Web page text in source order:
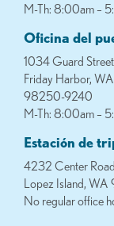
M-Th: 8:00am –
Oficina del
1034 Guard Street
Friday Harbor, WA
98250-9240
M-Th: 8:00am –
Estación de
4232 Center Road
Lopez Island,
No regular office